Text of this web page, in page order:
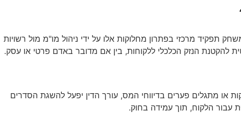
תפקיד מרכזי בפתרון מחלוקות אלו על ידי ניהול מו"מ מול רשויות
להקטנת הנזק הכלכלי ללקוחות, בין אם מדובר באדם פרטי או עסק.
או מתגלים פערים בדיווחי המס, עורך הדין יפעל להשגת הסדרים
עבור הלקוח, תוך עמידה בחוק.